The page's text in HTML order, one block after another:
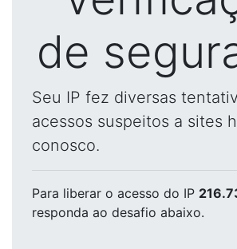
de
Seu IP fez diversas
acessos suspeitos a sites
conosco.
Para liberar o acesso do IP
responda ao desafio abaixo.